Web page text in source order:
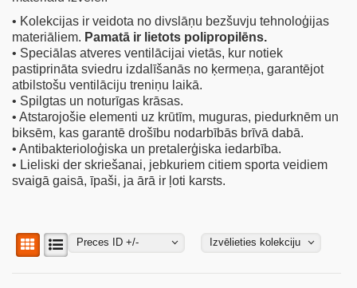
• Kolekcijas ir veidota no divslāņu bezšuvju tehnoloģijas
materiāliem. Pamatā ir lietots polipropilēns.
• Speciālas atveres ventilācijai vietās, kur notiek
pastiprināta sviedru izdalīšanās no ķermeņa, garantējot
atbilstošu ventilāciju treniņu laikā.
• Spilgtas un noturīgas krāsas.
• Atstarojošie elementi uz krūtīm, muguras, piedurknēm un
biksēm, kas garantē drošību nodarbībās brīvā dabā.
• Antibakterioloģiska un pretalerģiska iedarbība.
• Lieliski der skriešanai, jebkuriem citiem sporta veidiem
svaigā gaisā, īpaši, ja ārā ir ļoti karsts.
Preces ID +/- Izvēlieties kolekciju